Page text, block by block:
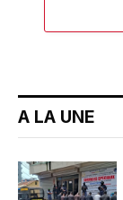
A LA UNE